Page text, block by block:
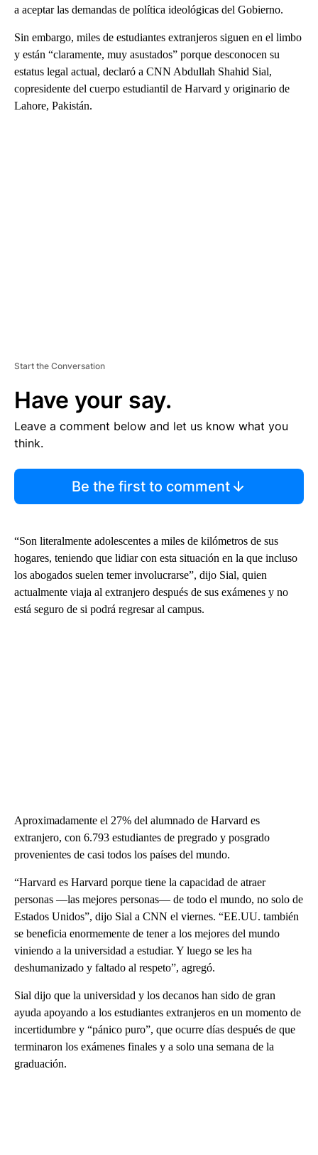
a aceptar las demandas de política ideológicas del Gobierno.
Sin embargo, miles de estudiantes extranjeros siguen en el limbo
y están “claramente, muy asustados” porque desconocen su
estatus legal actual, declaró a CNN Abdullah Shahid Sial,
copresidente del cuerpo estudiantil de Harvard y originario de
Lahore, Pakistán.
Start the Conversation
Have your say.
Leave a comment below and let us know what you
think.
Be the first to comment
“Son literalmente adolescentes a miles de kilómetros de sus
hogares, teniendo que lidiar con esta situación en la que incluso
los abogados suelen temer involucrarse”, dijo Sial, quien
actualmente viaja al extranjero después de sus exámenes y no
está seguro de si podrá regresar al campus.
Aproximadamente el 27% del alumnado de Harvard es
extranjero, con 6.793 estudiantes de pregrado y posgrado
provenientes de casi todos los países del mundo.
“Harvard es Harvard porque tiene la capacidad de atraer
personas —las mejores personas— de todo el mundo, no solo de
Estados Unidos”, dijo Sial a CNN el viernes. “EE.UU. también
se beneficia enormemente de tener a los mejores del mundo
viniendo a la universidad a estudiar. Y luego se les ha
deshumanizado y faltado al respeto”, agregó.
Sial dijo que la universidad y los decanos han sido de gran
ayuda apoyando a los estudiantes extranjeros en un momento de
incertidumbre y “pánico puro”, que ocurre días después de que
terminaron los exámenes finales y a solo una semana de la
graduación.